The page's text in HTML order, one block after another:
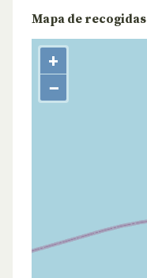
Mapa de recogidas
+
−